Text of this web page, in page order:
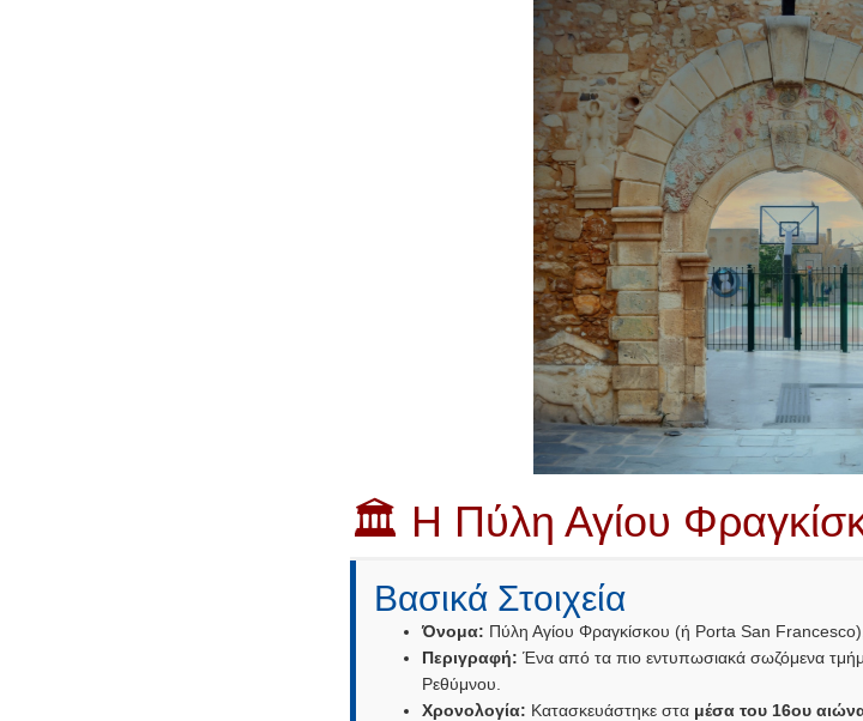
🏛️ Η Πύλη Αγίου
Βασικά Στοιχεία
Όνομα: Πύλη Αγίου Φραγκίσκου (ή Porta San
Περιγραφή: Ένα από τα πιο εντυπωσιακά σωζόμενα
Ρεθύμνου.
Χρονολογία: Κατασκευάστηκε στα μέσα του 16ου